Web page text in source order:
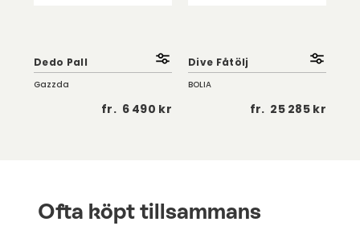
Dedo Pall
Gazzda
fr. 6 490 kr
Dive Fåtölj
BOLIA
fr. 25 285 kr
Ofta köpt tillsammans